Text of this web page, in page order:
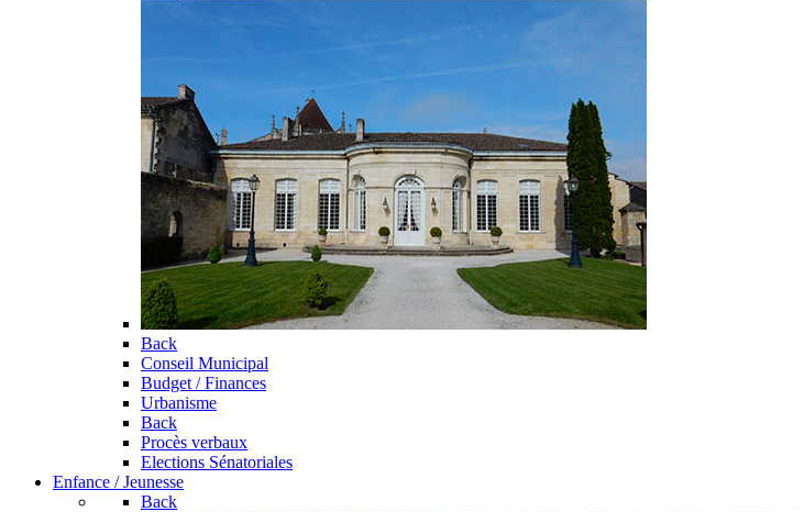
Back
Conseil Municipal
Budget / Finances
Urbanisme
Back
Procès verbaux
Elections Sénatoriales
Enfance / Jeunesse
Back